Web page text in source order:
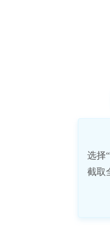
选择
截取